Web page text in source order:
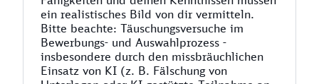
ein realistisches Bild von dir vermitteln.
Bitte beachte: Täuschungsversuche im
Bewerbungs- und Auswahlprozess -
insbesondere durch den missbräuchlichen
Einsatz von KI (z. B. Fälschung von